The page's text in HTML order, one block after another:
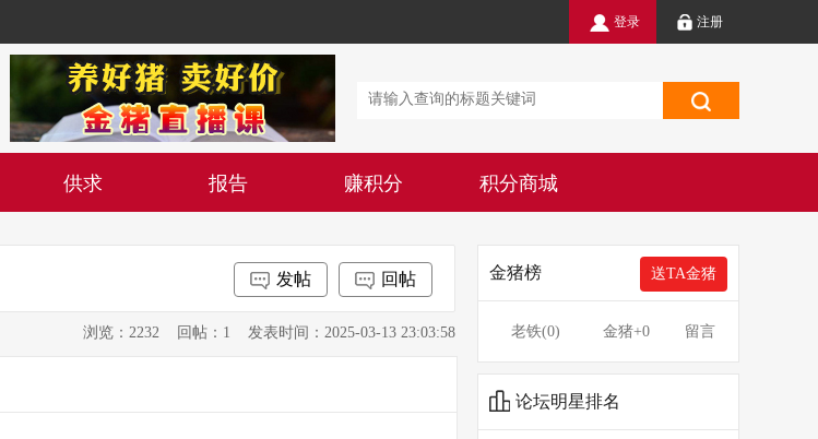
登录 注册
供求 报告 赚积分 积分商城
回帖
发帖
浏览：2232 回帖：1 发表时间：2025-03-13 23:03:58
金猪榜 送TA金猪
老铁(0) 金猪+0 留言
论坛明星排名